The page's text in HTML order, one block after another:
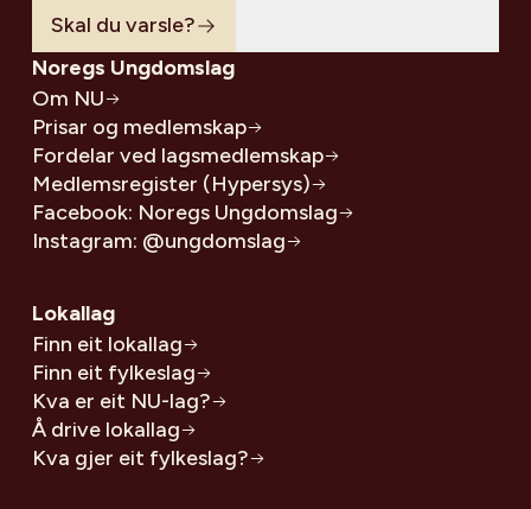
Skal du varsle?
Noregs Ungdomslag
Om NU
Prisar og medlemskap
Fordelar ved lagsmedlemskap
Medlemsregister (Hypersys)
Facebook: Noregs Ungdomslag
Instagram: @ungdomslag
Lokallag
Finn eit lokallag
Finn eit fylkeslag
Kva er eit NU-lag?
Å drive lokallag
Kva gjer eit fylkeslag?